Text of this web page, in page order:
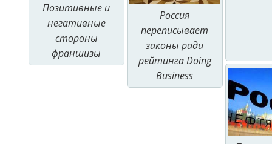
Позитивные и
негативные
стороны
франшизы
Россия
переписывает
законы ради
рейтинга Doing
Business